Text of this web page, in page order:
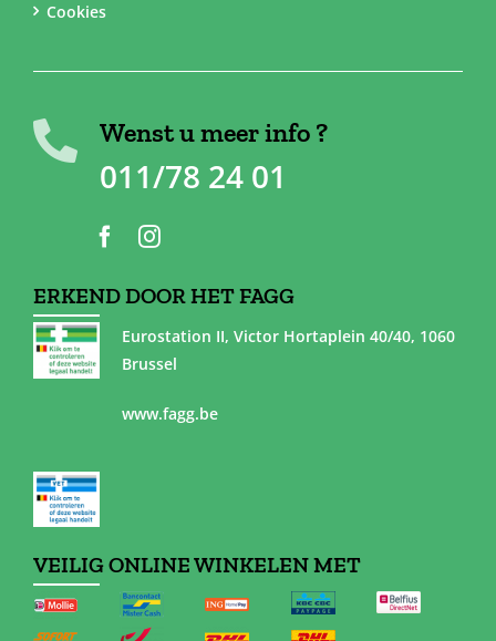
Cookies
Wenst u meer info ?
011/78 24 01
ERKEND DOOR HET FAGG
Eurostation II, Victor Hortaplein 40/40, 1060
Brussel
www.fagg.be
VEILIG ONLINE WINKELEN MET